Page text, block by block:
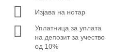
Изјава на нотар
Уплатница за уплата
на депозит за учество
од 10%